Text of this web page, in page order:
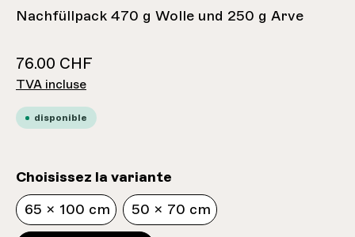
Nachfüllpack 470 g Wolle und 250 g Arve
76.00 CHF
TVA incluse
disponible
Choisissez la variante
65 x 100 cm
50 x 70 cm